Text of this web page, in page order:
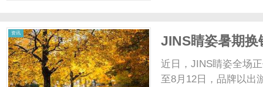
资讯
JINS睛姿暑期换
近日，JINS睛姿全场
至8月12日，品牌以出